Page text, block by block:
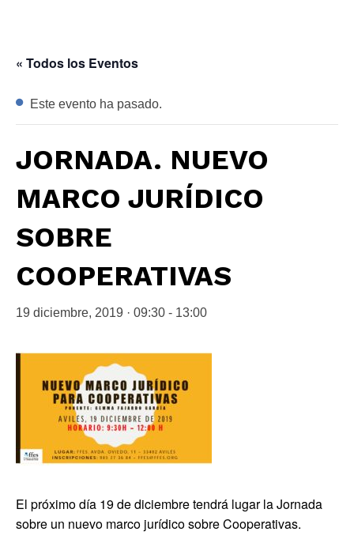
« Todos los Eventos
Este evento ha pasado.
JORNADA. NUEVO
MARCO JURÍDICO
SOBRE
COOPERATIVAS
19 diciembre, 2019 · 09:30 - 13:00
El próximo día 19 de diciembre tendrá lugar la Jornada
sobre un nuevo marco jurídico sobre Cooperativas.